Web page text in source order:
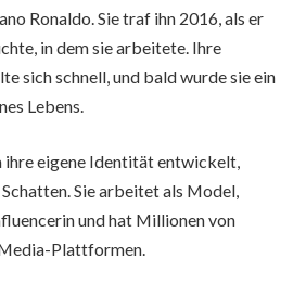
Ronaldo. Sie traf ihn 2016, als er
in dem sie arbeitete. Ihre
sich schnell, und bald wurde sie ein
Lebens.
ihre eigene Identität entwickelt,
Sie arbeitet als Model,
und hat Millionen von
Plattformen.